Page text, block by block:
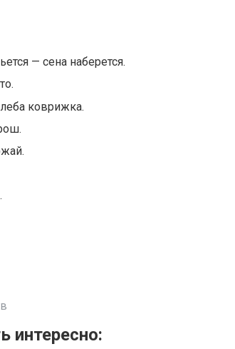
— сена наберется.
коврижка.